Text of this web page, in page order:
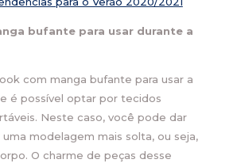
bufante para usar durante a
com manga bufante para usar a
é possível optar por tecidos
Neste caso, você pode dar
modelagem mais solta, ou seja,
O charme de peças desse